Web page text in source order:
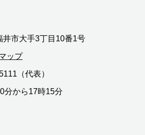
井市大手3丁目10番1号
ップ
（代表）
から17時15分